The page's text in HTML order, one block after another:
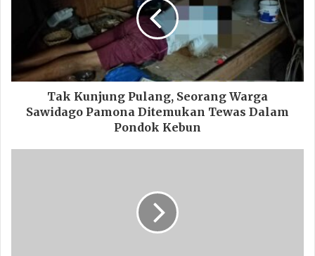
Tak Kunjung Pulang, Seorang Warga
Sawidago Pamona Ditemukan Tewas Dalam
Pondok Kebun